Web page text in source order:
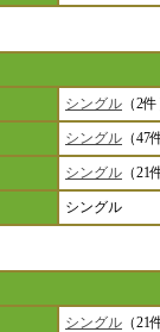
シングル （2
シングル （47
シングル （21
シングル
シングル （21